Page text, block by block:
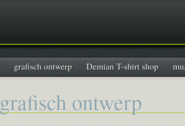
grafisch ontwerp Demian T-shirt shop
grafisch ontwerp